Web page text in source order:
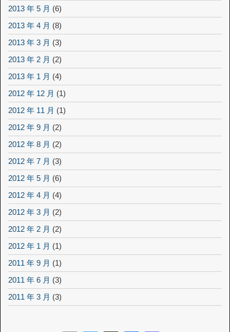
2013 年 5 月 (6)
2013 年 4 月 (8)
2013 年 3 月 (3)
2013 年 2 月 (2)
2013 年 1 月 (4)
2012 年 12 月 (1)
2012 年 11 月 (1)
2012 年 9 月 (2)
2012 年 8 月 (2)
2012 年 7 月 (3)
2012 年 5 月 (6)
2012 年 4 月 (4)
2012 年 3 月 (2)
2012 年 2 月 (2)
2012 年 1 月 (1)
2011 年 9 月 (1)
2011 年 6 月 (3)
2011 年 3 月 (3)